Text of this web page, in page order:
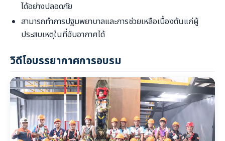
ได้อย่างปลอดภัย
สามารถทำการปฐมพยาบาลและการช่วยเหลือเบื้องต้นแก่ผู้
ประสบเหตุในที่อับอากาศได้
วิดีโอบรรยากาศการอบรม